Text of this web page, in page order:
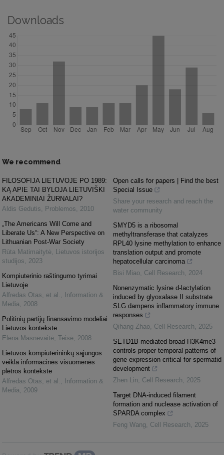
Downloads
We recommend
FILOSOFIJA LIETUVOJE PO 1989:
KĄ APIE TAI BYLOJA LIETUVIŠKI
AKADEMINIAI ŽURNALAI?
Aldis Gedutis, Problemos, 2010
„The Americans Will Come and
Liberate Us“: A New Perspective on
Lithuanian Post-War Society
Rūta Matimaitytė, Lietuvos istorijos
studijos, 2023
Kompiuterinio raštingumo tyrimai
Lietuvoje
Alfredas Otas, et al. ,
Information &
Media, 2008
Politinių partijų finansavimo modeliai
Lietuvos kontekste
Elena Masnevaitė, Teisė, 2008
Lietuvos kompiuterininkų sąjungos
veikla informacinės visuomenės
plėtros kontekste
Alfredas Otas, et al. ,
Information &
Media, 2009
Open calls for papers | Find the best
Special Issue
Share your research and reach the
water community
SMYD5 is a ribosomal
methyltransferase that catalyzes
RPL40 lysine methylation to enhance
translation output and promote
hepatocellular carcinoma
Bisi Miao, Cell Research, 2024
Nonenzymatic lysine d-lactylation
induced by glyoxalase II substrate
SLG dampens inflammatory immune
responses
Qihang Zhao, Cell Research, 2025
SETD1B-mediated broad H3K4me3
controls proper temporal patterns of
gene expression critical for spermatid
development
Zhen Lin, Cell Research, 2025
Target DNA-induced filament
formation and nuclease activation of
SPARDA complex
Feng Wang, Cell Research, 2025